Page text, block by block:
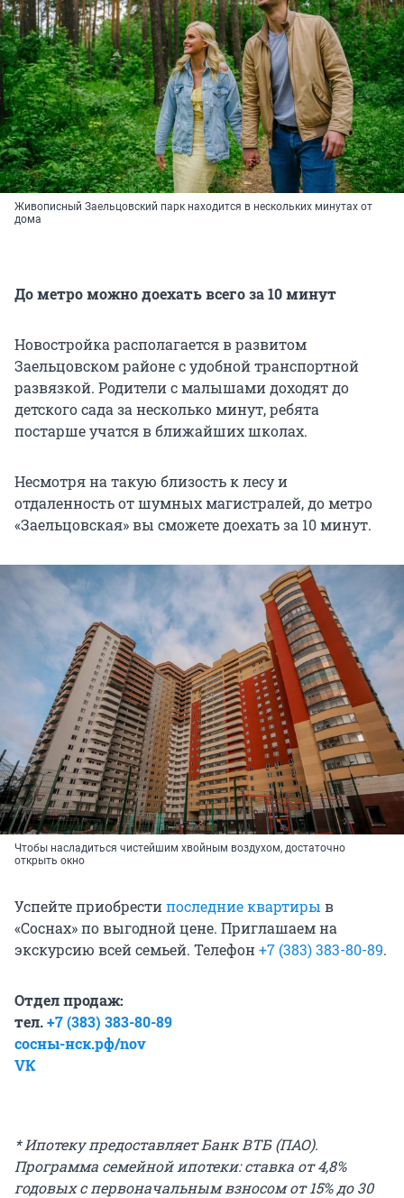
Живописный Заельцовский парк находится в нескольких минутах от
дома
До метро можно доехать всего за 10 минут
Новостройка располагается в развитом
Заельцовском районе с удобной транспортной
развязкой. Родители с малышами доходят до
детского сада за несколько минут, ребята
постарше учатся в ближайших школах.
Несмотря на такую близость к лесу и
отдаленность от шумных магистралей, до метро
«Заельцовская» вы сможете доехать за 10 минут.
Чтобы насладиться чистейшим хвойным воздухом, достаточно
открыть окно
Успейте приобрестипоследние квартиры в
«Соснах» по выгодной цене. Приглашаем на
экскурсию всей семьей. Телефон+7 (383) 383-80-89.
Отдел продаж:
тел.+7 (383) 383-80-89
сосны-нск.рф/nov
VК
* Ипотеку предоставляет Банк ВТБ (ПАО).
Программа семейной ипотеки: ставка от 4,8%
годовых с первоначальным взносом от 15% до 30